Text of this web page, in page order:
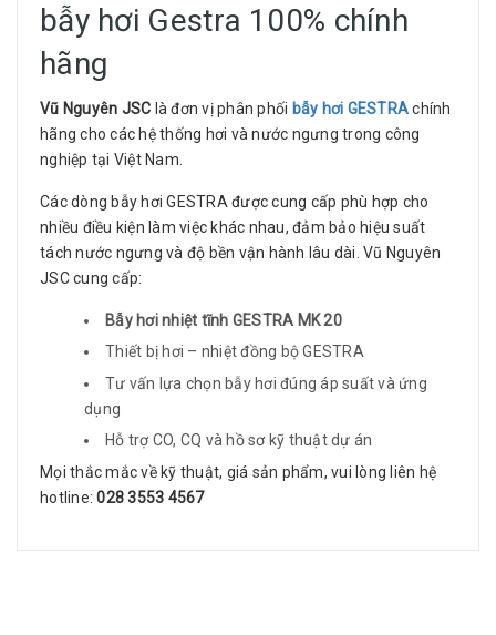
bẫy hơi Gestra 100% chính
hãng
Vũ Nguyên JSC là đơn vị phân phối bẫy hơi GESTRAchính
hãng cho các hệ thống hơi và nước ngưng trong công
nghiệp tại Việt Nam.
Các dòng bẫy hơi GESTRA được cung cấp phù hợp cho
nhiều điều kiện làm việc khác nhau, đảm bảo hiệu suất
tách nước ngưng và độ bền vận hành lâu dài. Vũ Nguyên
JSC cung cấp:
Bẫy hơi nhiệt tĩnh GESTRA MK 20
Thiết bị hơi – nhiệt đồng bộ GESTRA
Tư vấn lựa chọn bẫy hơi đúng áp suất và ứng
dụng
Hỗ trợ CO, CQ và hồ sơ kỹ thuật dự án
Mọi thắc mắc về kỹ thuật, giá sản phẩm, vui lòng liên hệ
hotline:028 3553 4567